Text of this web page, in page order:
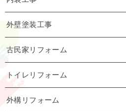
外壁塗装工事
古民家リフォーム
トイレリフォーム
外構リフォーム